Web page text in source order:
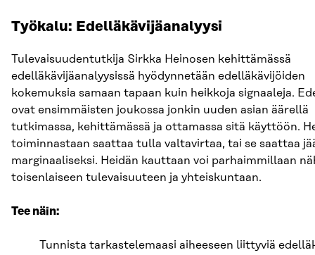
Työkalu: Edelläkävijäanalyysi
Tulevaisuudentutkija Sirkka Heinosen kehittämässä
edelläkävijäanalyysissä hyödynnetään edelläkävijöiden
kokemuksia samaan tapaan kuin heikkoja signaaleja.
ovat ensimmäisten joukossa jonkin uuden asian äärellä
tutkimassa, kehittämässä ja ottamassa sitä käyttöön.
toiminnastaan saattaa tulla valtavirtaa, tai se saattaa
marginaaliseksi. Heidän kauttaan voi parhaimmillaan
toisenlaiseen tulevaisuuteen ja yhteiskuntaan.
Tee näin:
Tunnista tarkastelemaasi aiheeseen liittyviä